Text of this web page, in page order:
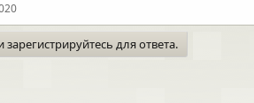
зарегистрируйтесь для ответа.